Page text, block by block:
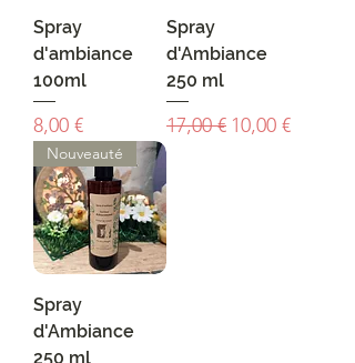
Spray
d'ambiance
100ml
Prix
8,00 €
Spray
d'Ambiance
250 ml
Prix original
17,00 € Prix
10,00 €
Nouveauté
Spray
d'Ambiance
250 ml